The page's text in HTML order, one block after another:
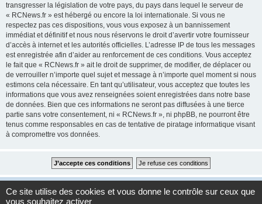
transgresser la législation de votre pays, du pays dans lequel le serveur de
« RCNews.fr » est hébergé ou encore la loi internationale. Si vous ne
respectez pas ces dispositions, vous vous exposez à un bannissement
immédiat et définitif et nous nous réservons le droit d’avertir votre fournisseur
d’accès à internet et les autorités officielles. L’adresse IP de tous les messages
est enregistrée afin d’aider au renforcement de ces conditions. Vous acceptez
le fait que « RCNews.fr » ait le droit de supprimer, de modifier, de déplacer ou
de verrouiller n’importe quel sujet et message à n’importe quel moment si nous
estimons cela nécessaire. En tant qu’utilisateur, vous acceptez que toutes les
informations que vous avez renseignées soient enregistrées dans notre base
de données. Bien que ces informations ne seront pas diffusées à une tierce
partie sans votre consentement, ni « RCNews.fr », ni phpBB, ne pourront être
tenus comme responsables en cas de tentative de piratage informatique visant
à compromettre vos données.
Accueil Accueil du forum Fuseau horaire sur
Ce site utilise des cookies et vous donne le contrôle sur ceux que
vous souhaitez activer